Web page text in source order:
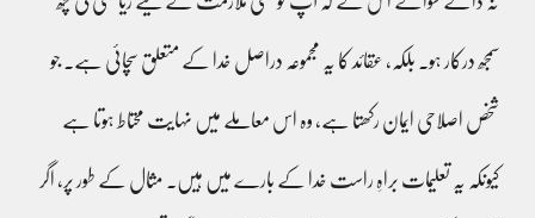
سمجھ درکار ہو۔ بلکہ، عقائد کا یہ مجموعہ دراصل خدا کے متعلق سچائی ہے۔ جو
شخص اصلاحی ایمان رکھتا ہے، وہ اس معاملے میں نہایت محتاط ہوتا ہے
کیونکہ یہ تعلیمات براہِ راست خدا کے بارے میں ہیں۔ مثال کے طور پر، اگر